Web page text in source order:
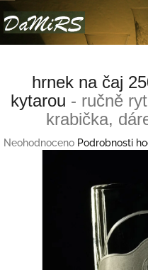
na
obsah
hrnek na čaj
kytarou - ručně
krabička,
Průměrné
Neohodnoceno Podrobnosti